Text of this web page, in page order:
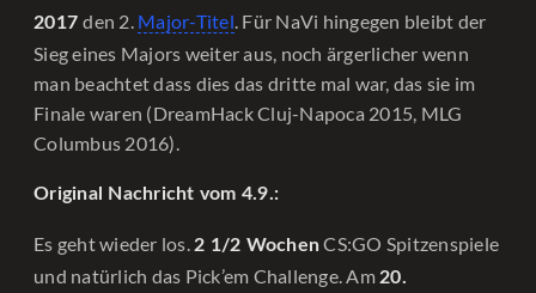
2017den 2. Major-Titel. Für NaVi hingegen bleibt der
Sieg eines Majors weiter aus, noch ärgerlicher wenn
man beachtet dass dies das dritte mal war, das sie im
Finale waren (DreamHack Cluj-Napoca 2015, MLG
Columbus 2016).
Original Nachricht vom 4.9.:
Es geht wieder los. 2 1/2 WochenCS:GO Spitzenspiele
und natürlich das Pick’em Challenge. Am 20.